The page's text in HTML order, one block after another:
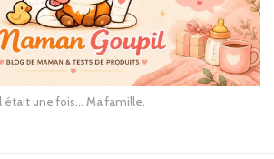
était une fois… Ma famille.